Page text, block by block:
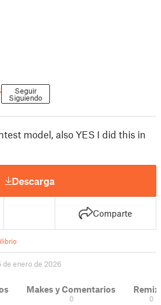
Seguir
Siguiendo
model, also YES I did this in
Descarga
Comparte
de enero de 2026
Makes y Comentarios
0 0